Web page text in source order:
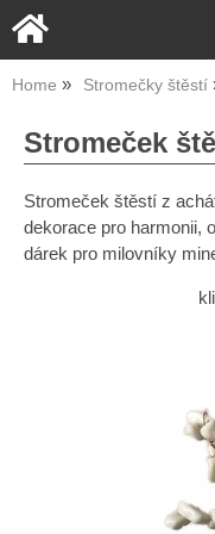
Home Stromečky štěstí
Stromeček
Stromeček štěstí z
dekorace pro harmonii,
dárek pro milovníky